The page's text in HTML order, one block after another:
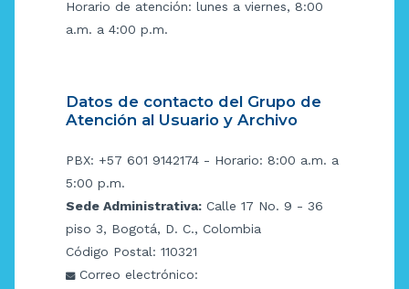
Horario de atención: lunes a viernes, 8:00
a.m. a 4:00 p.m.
Datos de contacto del Grupo de
Atención al Usuario y Archivo
PBX: +57 601 9142174 - Horario: 8:00 a.m. a
5:00 p.m.
Sede Administrativa: Calle 17 No. 9 - 36
piso 3, Bogotá, D. C., Colombia
Código Postal: 110321
Correo electrónico: